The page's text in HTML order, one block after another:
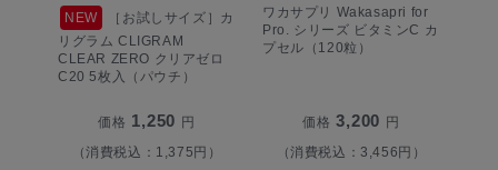
NEW
［お試しサイズ］カ
リグラム CLIGRAM
CLEAR ZERO クリアゼロ
C20 5枚入（パウチ）
価格 1,250 円
（消費税込：1,375円）
ワカサプリ Wakasapri for
Pro. シリーズ ビタミンC カ
プセル（120粒）
価格 3,200 円
（消費税込：3,456円）